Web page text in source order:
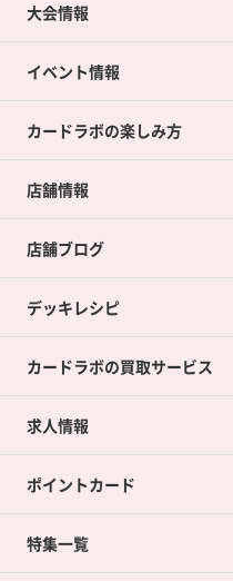
大会情報
イベント情報
カードラボの楽しみ方
店舗情報
店舗ブログ
デッキレシピ
カードラボの買取サービス
カードラボの買取サービスTOP
店舗買取について
ネット買取について
求人情報
ポイントカード
ポイントカードTOP
特集一覧